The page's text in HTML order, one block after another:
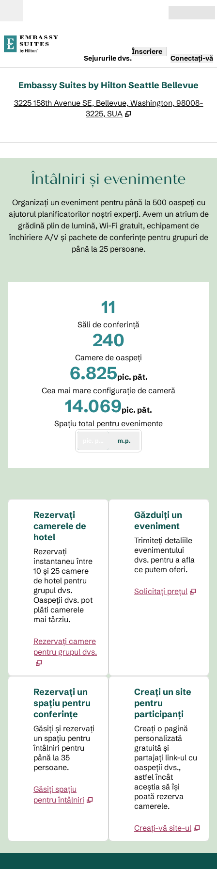
Sejururile dvs.
Înscriere
Conectați-vă
Embassy Suites by Hilton Seattle Bellevue
3225 158th Avenue SE, Bellevue, Washington, 98008-
3225, SUA
1/11
Întâlniri și evenimente
Organizați un eveniment pentru până la 500 oaspeți cu
ajutorul planificatorilor noștri experți. Avem un atrium de
grădină plin de lumină, Wi-Fi gratuit, echipament de
închiriere A/V și pachete de conferințe pentru grupuri de
până la 25 persoane.
11
Săli de conferință
240
Camere de oaspeţi
6.825pic. păt.
Picioare pătrate
Cea mai mare configurație de cameră
14.069pic. păt.
Picioare pătrate
Spațiu total pentru evenimente
m.p.
Rezervați
camerele de
hotel
Rezervați
instantaneu între
10 și 25 camere
de hotel pentru
grupul dvs.
Oaspeții dvs. pot
plăti camerele
mai târziu.
Rezervați camere
pentru grupul dvs.
Găzduiți un
eveniment
Trimiteți detaliile
evenimentului
dvs. pentru a afla
ce putem oferi.
Solicitați prețul
Rezervați un
spațiu pentru
conferințe
Găsiți și rezervați
un spațiu pentru
întâlniri pentru
până la 35
persoane.
Găsiți spațiu
pentru întâlniri
Creați un site
pentru
participanți
Creați o pagină
personalizată
gratuită și
partajați link-ul cu
oaspeții dvs.,
astfel încât
aceștia să își
poată rezerva
camerele.
Creați-vă site-ul